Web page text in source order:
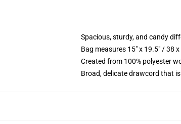
Spacious, sturdy, and candy
Bag measures 15" x 19.5" / 38
Created from 100% polyester
Broad, delicate drawcord that